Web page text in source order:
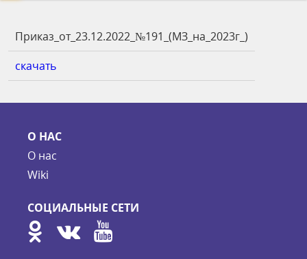
Приказ_от_23.12.2022_№191_(МЗ_на_2023г_)
скачать
О НАС
О нас
Wiki
СОЦИАЛЬНЫЕ СЕТИ